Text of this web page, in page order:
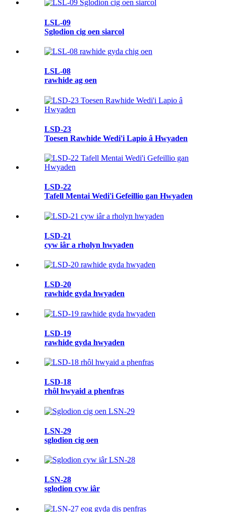
LSL-09
Sglodion cig oen siarcol
LSL-08
rawhide ag oen
LSD-23
Toesen Rawhide Wedi'i Lapio â Hwyaden
LSD-22
Tafell Mentai Wedi'i Gefeillio gan Hwyaden
LSD-21
cyw iâr a rholyn hwyaden
LSD-20
rawhide gyda hwyaden
LSD-19
rawhide gyda hwyaden
LSD-18
rhôl hwyaid a phenfras
LSN-29
sglodion cig oen
LSN-28
sglodion cyw iâr